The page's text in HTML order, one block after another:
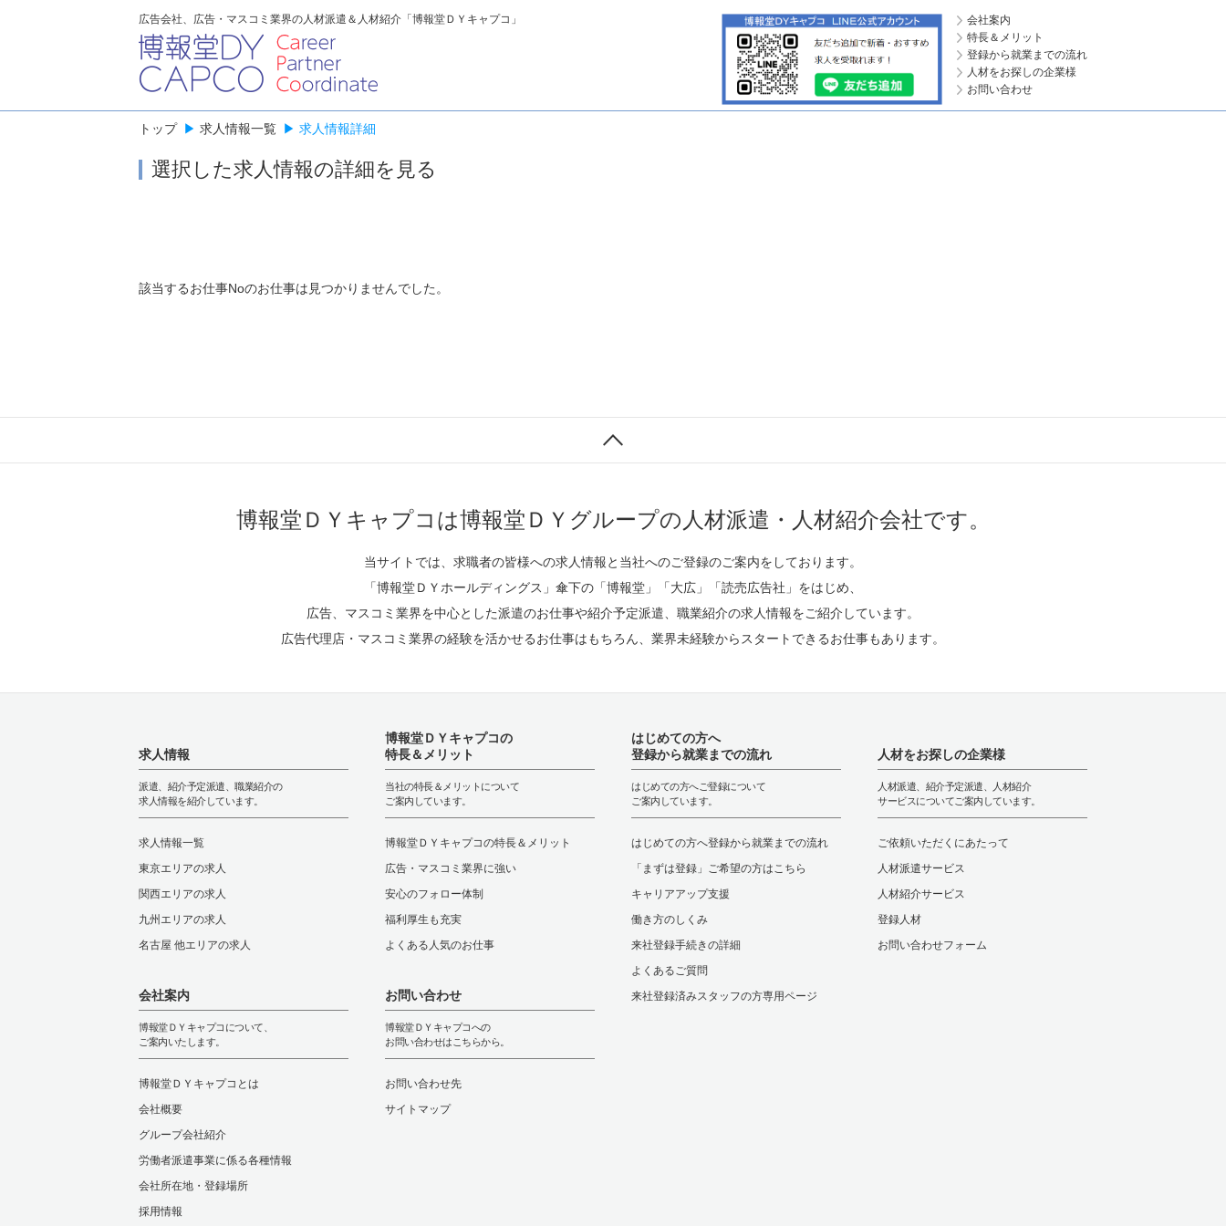
広告会社、広告・マスコミ業界の人材派遣＆人材紹介「博報堂ＤＹキャプコ」
会社案内
特長＆メリット
登録から就業までの流れ
人材をお探しの企業様
お問い合わせ
トップ ▶ 求人情報一覧 ▶ 求人情報詳細
選択した求人情報の詳細を見る
該当するお仕事Noのお仕事は見つかりませんでした。
博報堂ＤＹキャプコは博報堂ＤＹグループの人材派遣・人材紹介会社です。
当サイトでは、求職者の皆様への求人情報と当社へのご登録のご案内をしております。
「博報堂ＤＹホールディングス」傘下の「博報堂」「大広」「読売広告社」をはじめ、
広告、マスコミ業界を中心とした派遣のお仕事や紹介予定派遣、職業紹介の求人情報をご紹介しています。
広告代理店・マスコミ業界の経験を活かせるお仕事はもちろん、業界未経験からスタートできるお仕事もあります。
求人情報
派遣、紹介予定派遣、職業紹介の
求人情報を紹介しています。
求人情報一覧
東京エリアの求人
関西エリアの求人
九州エリアの求人
名古屋 他エリアの求人
会社案内
博報堂ＤＹキャプコについて、
ご案内いたします。
博報堂ＤＹキャプコとは
会社概要
グループ会社紹介
労働者派遣事業に係る各種情報
会社所在地・登録場所
採用情報
博報堂ＤＹキャプコの
特長＆メリット
当社の特長＆メリットについて
ご案内しています。
博報堂ＤＹキャプコの特長＆メリット
広告・マスコミ業界に強い
安心のフォロー体制
福利厚生も充実
よくある人気のお仕事
お問い合わせ
博報堂ＤＹキャプコへの
お問い合わせはこちらから。
お問い合わせ先
サイトマップ
はじめての方へ
登録から就業までの流れ
はじめての方へご登録について
ご案内しています。
はじめての方へ登録から就業までの流れ
「まずは登録」ご希望の方はこちら
キャリアアップ支援
働き方のしくみ
来社登録手続きの詳細
よくあるご質問
来社登録済みスタッフの方専用ページ
人材をお探しの企業様
人材派遣、紹介予定派遣、人材紹介
サービスについてご案内しています。
ご依頼いただくにあたって
人材派遣サービス
人材紹介サービス
登録人材
お問い合わせフォーム